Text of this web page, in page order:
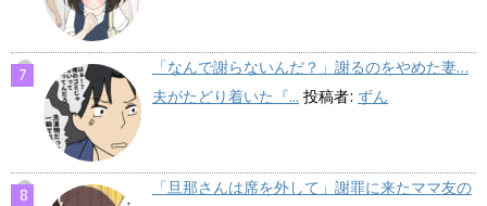
「なんで謝らないんだ？」謝るのをやめた妻…
夫がたどり着いた『... 投稿者: ずん
「旦那さんは席を外して」謝罪に来たママ友の